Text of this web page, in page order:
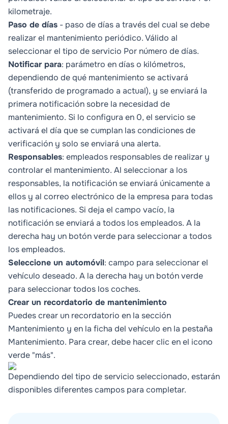
kilometraje.
Paso de días - paso de días a través del cual se debe
realizar el mantenimiento periódico. Válido al
seleccionar el tipo de servicio Por número de días.
Notificar para: parámetro en días o kilómetros,
dependiendo de qué mantenimiento se activará
(transferido de programado a actual), y se enviará la
primera notificación sobre la necesidad de
mantenimiento. Si lo configura en 0, el servicio se
activará el día que se cumplan las condiciones de
verificación y solo se enviará una alerta.
Responsables: empleados responsables de realizar y
controlar el mantenimiento. Al seleccionar a los
responsables, la notificación se enviará únicamente a
ellos y al correo electrónico de la empresa para todas
las notificaciones. Si deja el campo vacío, la
notificación se enviará a todos los empleados. A la
derecha hay un botón verde para seleccionar a todos
los empleados.
Seleccione un automóvil: campo para seleccionar el
vehículo deseado. A la derecha hay un botón verde
para seleccionar todos los coches.
Crear un recordatorio de mantenimiento
Puedes crear un recordatorio en la sección
Mantenimiento y en la ficha del vehículo en la pestaña
Mantenimiento. Para crear, debe hacer clic en el icono
verde "más".
Dependiendo del tipo de servicio seleccionado, estarán
disponibles diferentes campos para completar.